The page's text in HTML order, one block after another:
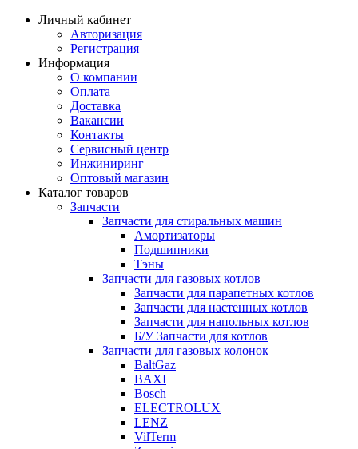
Личный кабинет
Авторизация
Регистрация
Информация
О компании
Оплата
Доставка
Вакансии
Контакты
Сервисный центр
Инжиниринг
Оптовый магазин
Каталог товаров
Запчасти
Запчасти для стиральных машин
Амортизаторы
Подшипники
Тэны
Запчасти для газовых котлов
Запчасти для парапетных котлов
Запчасти для настенных котлов
Запчасти для напольных котлов
Б/У Запчасти для котлов
Запчасти для газовых колонок
BaltGaz
BAXI
Bosch
ELECTROLUX
LENZ
VilTerm